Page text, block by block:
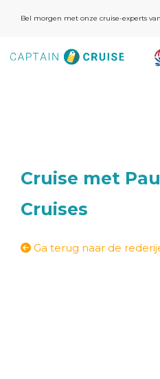
Bel morgen met onze cruise-experts
Cruise met
Cruises
Ga terug naar de